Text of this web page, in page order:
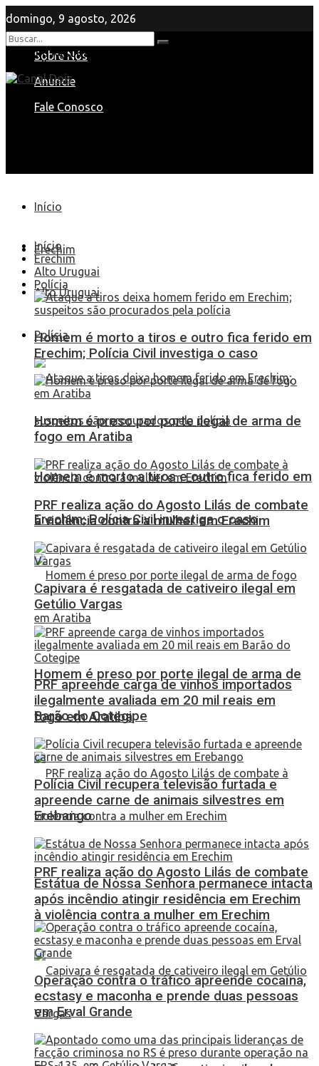
domingo, 9 agosto, 2026
Sobre Nós
Anuncie
Fale Conosco
Nenhum Resultado
View All Result
Início
Erechim
Alto Uruguai
Polícia
Homem é morto a tiros e outro fica ferido em
Erechim; Polícia Civil investiga o caso
Homem é preso por porte ilegal de arma de
fogo em Aratiba
PRF realiza ação do Agosto Lilás de combate
à violência contra a mulher em Erechim
Início
Erechim
Alto Uruguai
Polícia
Homem é morto a tiros e outro fica ferido em
Erechim; Polícia Civil investiga o caso
Homem é preso por porte ilegal de arma de
fogo em Aratiba
PRF realiza ação do Agosto Lilás de combate
à violência contra a mulher em Erechim
Capivara é resgatada de cativeiro ilegal em
Getúlio Vargas
PRF apreende carga de vinhos importados
ilegalmente avaliada em 20 mil reais em
Barão do Cotegipe
Polícia Civil recupera televisão furtada e
apreende carne de animais silvestres em
Erebango
Estátua de Nossa Senhora permanece intacta
após incêndio atingir residência em Erechim
Operação contra o tráfico apreende cocaína,
ecstasy e maconha e prende duas pessoas
em Erval Grande